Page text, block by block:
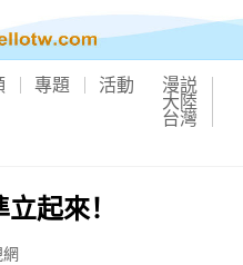
專題 活動 漫説
大陸
台灣
起來！